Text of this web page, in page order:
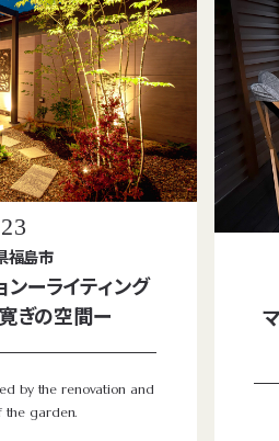
23
福島市
ンーライティング
ぎの空間ー
by the renovation and
the garden.